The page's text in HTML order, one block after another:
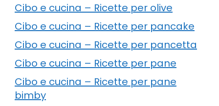
Cibo e cucina – Ricette per olive
Cibo e cucina – Ricette per pancake
Cibo e cucina – Ricette per pancetta
Cibo e cucina – Ricette per pane
Cibo e cucina – Ricette per pane
bimby